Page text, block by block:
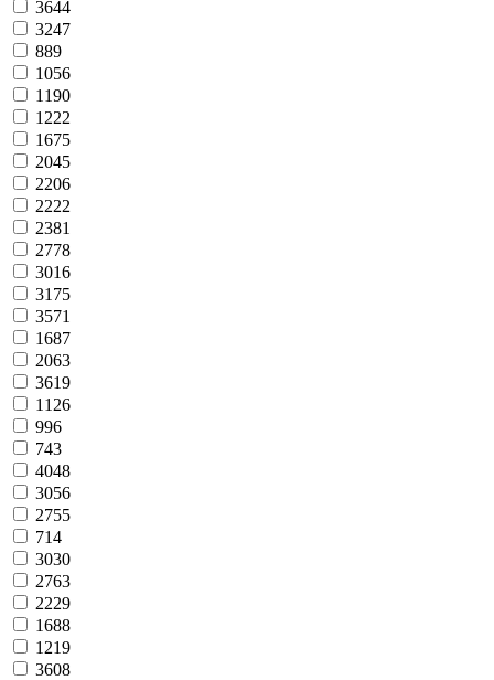
3644
3247
889
1056
1190
1222
1675
2045
2206
2222
2381
2778
3016
3175
3571
1687
2063
3619
1126
996
743
4048
3056
2755
714
3030
2763
2229
1688
1219
3608